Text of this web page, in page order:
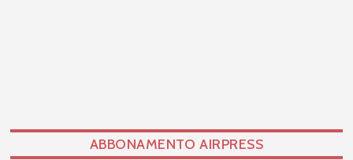
ABBONAMENTO AIRPRESS